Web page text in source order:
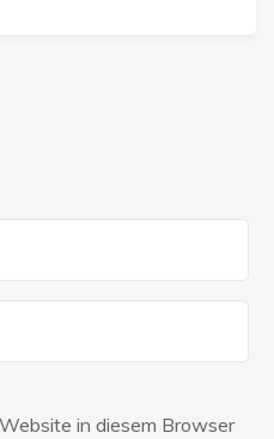
in diesem Browser